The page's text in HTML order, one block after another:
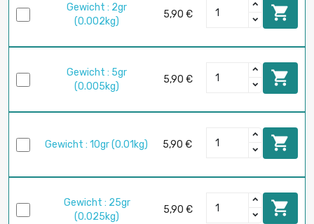
Gewicht : 2gr
(0.002kg)
5,90 € 
Gewicht : 5gr
(0.005kg)
5,90 € 
Gewicht : 10gr (0.01kg) 5,90 € 
Gewicht : 25gr
(0.025kg)
5,90 € 